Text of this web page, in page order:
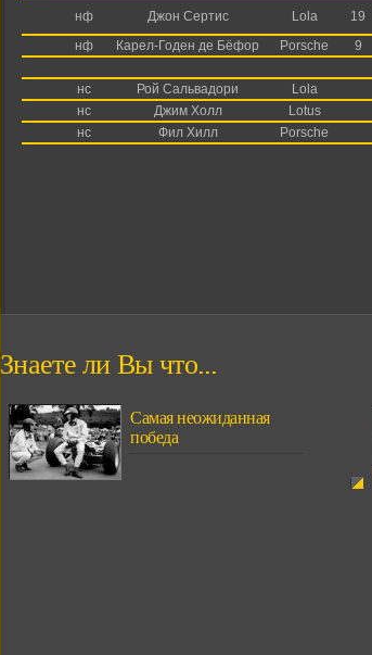
нф
Джон Сертис Lola 19
нф
Карел-Годен де Бёфор Porsche 9
нс Рой Сальвадори Lola
нс
Джим Холл Lotus
нс
Фил Хилл Porsche
Знаете ли Вы что...
Самая неожиданная
победа